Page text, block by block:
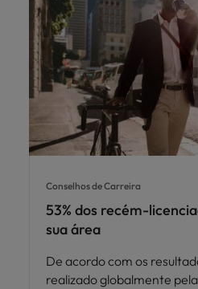
Conselhos de Carreira
53% dos recém-
sua área
De acordo com os
realizado globalmente